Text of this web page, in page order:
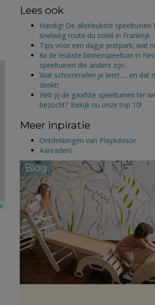
Lees ook
Handig! De allerleukste speeltuinen
snelweg route du soleil in Frankrijk
Tips voor een dagje pretpark; wat
8x de leukste binnenspeeltuin in
speeltuinen die anders zijn.
Wat schommelen je leert…, en dat
denkt!
Heb jij de gaafste speeltuinen ter
bezocht? Bekijk nu onze top 10!
Meer inpiratie
Ontdekkingen van PlayAdvisor
Aanraders
Blog